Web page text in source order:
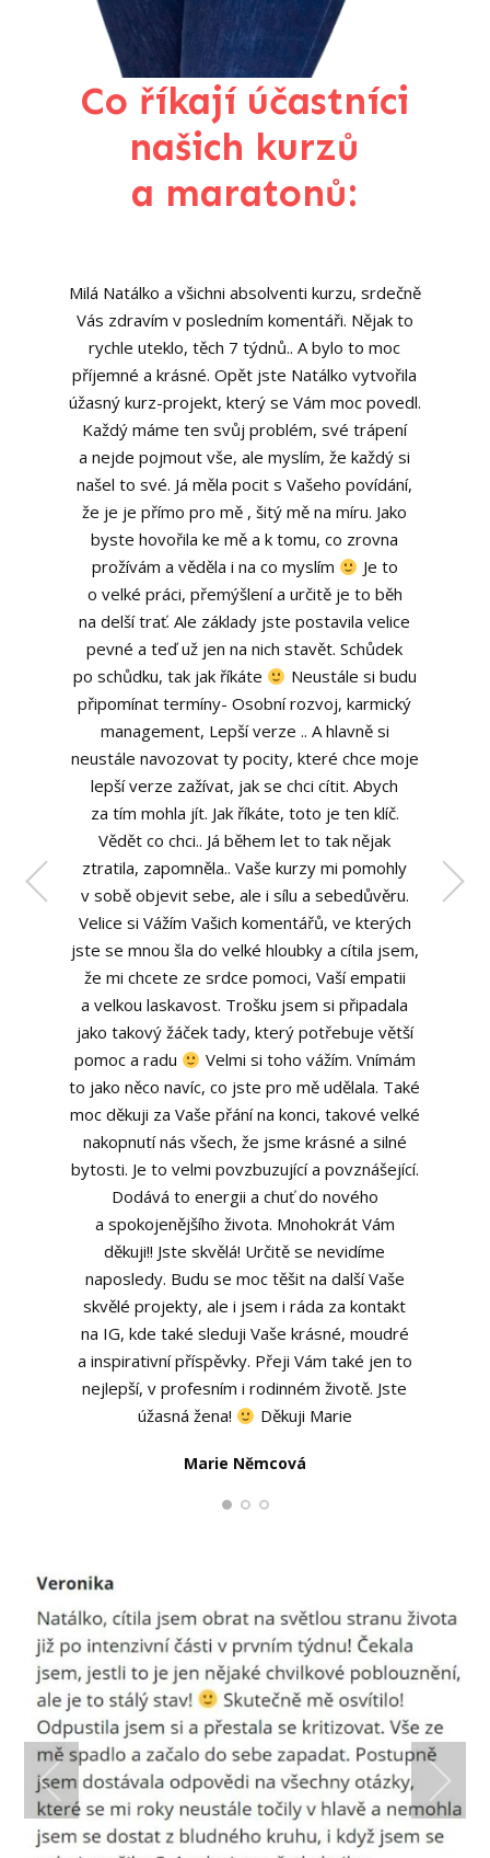
Co říkají účastníci
našich kurzů
a maratonů:
Milá Natálko a všichni absolventi kurzu, srdečně
Vás zdravím v posledním komentáři. Nějak to
rychle uteklo, těch 7 týdnů.. A bylo to moc
příjemné a krásné. Opět jste Natálko vytvořila
úžasný kurz-projekt, který se Vám moc povedl.
Každý máme ten svůj problém, své trápení
a nejde pojmout vše, ale myslím, že každý si
našel to své. Já měla pocit s Vašeho povídání,
že je je přímo pro mě , šitý mě na míru. Jako
byste hovořila ke mě a k tomu, co zrovna
prožívám a věděla i na co myslím
Je to
o velké práci, přemýšlení a určitě je to běh
na delší trať. Ale základy jste postavila velice
pevné a teď už jen na nich stavět. Schůdek
po schůdku, tak jak říkáte
Neustále si budu
připomínat termíny- Osobní rozvoj, karmický
management, Lepší verze .. A hlavně si
neustále navozovat ty pocity, které chce moje
lepší verze zažívat, jak se chci cítit. Abych
za tím mohla jít. Jak říkáte, toto je ten klíč.
Vědět co chci.. Já během let to tak nějak
ztratila, zapomněla.. Vaše kurzy mi pomohly
v sobě objevit sebe, ale i sílu a sebedůvěru.
Velice si Vážím Vašich komentářů, ve kterých
jste se mnou šla do velké hloubky a cítila jsem,
že mi chcete ze srdce pomoci, Vaší empatii
a velkou laskavost. Trošku jsem si připadala
jako takový žáček tady, který potřebuje větší
pomoc a radu
Velmi si toho vážím. Vnímám
to jako něco navíc, co jste pro mě udělala. Také
moc děkuji za Vaše přání na konci, takové velké
nakopnutí nás všech, že jsme krásné a silné
bytosti. Je to velmi povzbuzující a povznášející.
Dodává to energii a chuť do nového
a spokojenějšího života. Mnohokrát Vám
děkuji!! Jste skvělá! Určitě se nevidíme
naposledy. Budu se moc těšit na další Vaše
skvělé projekty, ale i jsem i ráda za kontakt
na IG, kde také sleduji Vaše krásné, moudré
a inspirativní příspěvky. Přeji Vám také jen to
nejlepší, v profesním i rodinném životě. Jste
úžasná žena!
Děkuji Marie
Marie Němcová
Dita Paclová
Eva